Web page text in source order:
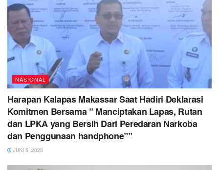
NASIONAL
Harapan Kalapas Makassar Saat Hadiri Deklarasi
Komitmen Bersama ” Manciptakan Lapas, Rutan
dan LPKA yang Bersih Dari Peredaran Narkoba
dan Penggunaan handphone””
JUNI 5, 2025